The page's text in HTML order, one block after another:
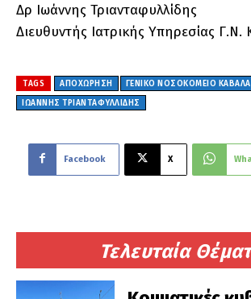
Τελευταία
Δρ Ιωάννης Τριανταφυλλίδης
Διευθυντής Ιατρικής Υπηρεσίας Γ.Ν.
TAGS ΑΠΟΧΩΡΗΣΗ
ΓΕΝΙΚΟ ΝΟΣΟΚΟΜΕΙΟ
ΙΩΆΝΝΗΣ ΤΡΙΑΝΤΑΦΥΛΛΊΔΗΣ
Facebook X